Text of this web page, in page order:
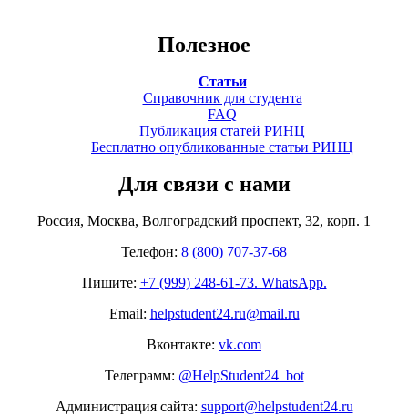
Полезное
Статьи
Справочник для студента
FAQ
Публикация статей РИНЦ
Бесплатно опубликованные статьи РИНЦ
Для связи с нами
Россия, Москва, Волгоградский проспект, 32, корп. 1
Телефон: 8 (800) 707-37-68
Пишите: +7 (999) 248-61-73. WhatsApp.
Email: helpstudent24.ru@mail.ru
Вконтакте: vk.com
Телеграмм: @HelpStudent24_bot
Администрация сайта: support@helpstudent24.ru